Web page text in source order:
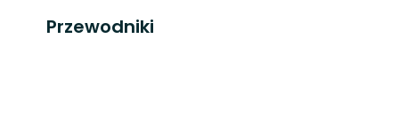
Przewodniki